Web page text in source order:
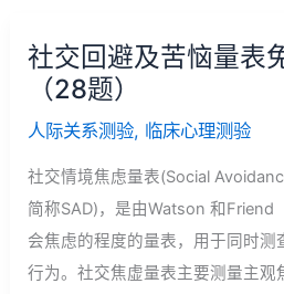
社交回避及苦恼量表
（28题）
人际关系测验, 临床心理测验
社交情境焦虑量表(Social
简称SAD)，是由Watson 和Friend
会焦虑的程度的量表，用于同时测
行为。社交焦虚量表主要测量主观